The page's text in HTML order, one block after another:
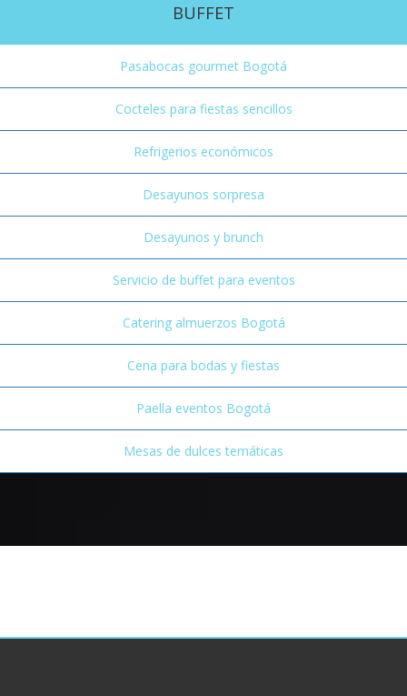
BUFFET
Pasabocas gourmet Bogotá
Cocteles para fiestas sencillos
Refrigerios económicos
Desayunos sorpresa
Desayunos y brunch
Servicio de buffet para eventos
Catering almuerzos Bogotá
Cena para bodas y fiestas
Paella eventos Bogotá
Mesas de dulces temáticas